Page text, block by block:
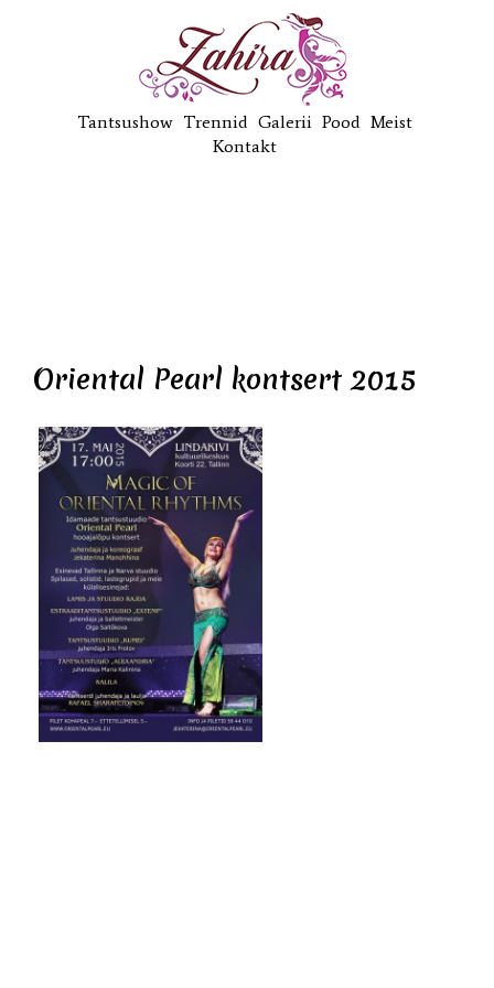
Tantsushow Trennid Galerii Pood Meist
Kontakt
Oriental Pearl kontsert 2015